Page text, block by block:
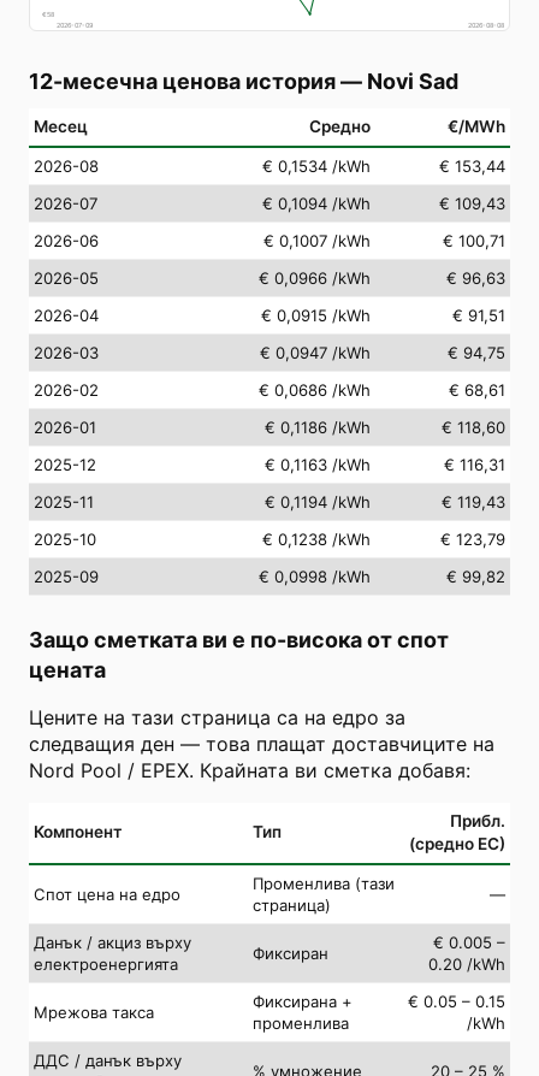
€58
2026-07-09
2026-08-08
12-месечна ценова история— Novi Sad
Месец Средно €/MWh
2026-08 € 0,1534 /kWh
€ 153,44
2026-07
€ 0,1094 /kWh
€ 109,43
2026-06
€ 0,1007 /kWh
€ 100,71
2026-05
€ 0,0966 /kWh
€ 96,63
2026-04
€ 0,0915 /kWh
€ 91,51
2026-03
€ 0,0947 /kWh
€ 94,75
2026-02
€ 0,0686 /kWh
€ 68,61
2026-01
€ 0,1186 /kWh
€ 118,60
2025-12
€ 0,1163 /kWh
€ 116,31
2025-11
€ 0,1194 /kWh
€ 119,43
2025-10
€ 0,1238 /kWh
€ 123,79
2025-09
€ 0,0998 /kWh € 99,82
Защо сметката ви е по-висока от спот
цената
Цените на тази страница са на едро за
следващия ден — това плащат доставчиците на
Nord Pool / EPEX. Крайната ви сметка добавя:
Компонент Тип
Прибл.
(средно ЕС)
Спот цена на едро
Променлива (тази
страница)
—
Данък / акциз върху
електроенергията
Фиксиран
€ 0.005 –
0.20 /kWh
Мрежова такса
Фиксирана +
променлива
€ 0.05 – 0.15
/kWh
ДДС / данък върху
% умножение 20 – 25 %